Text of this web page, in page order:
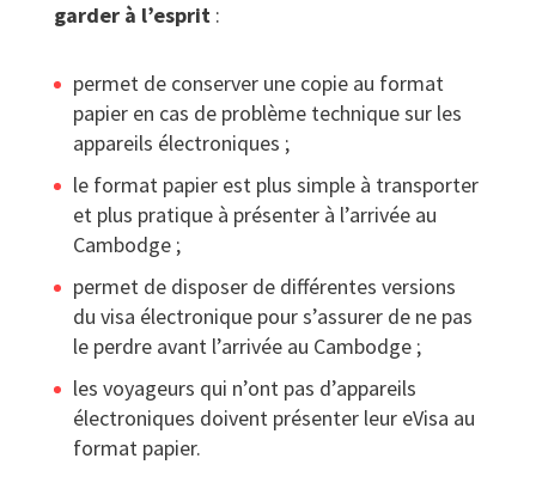
garder à l’esprit :
permet de conserver une copie au format
papier en cas de problème technique sur les
appareils électroniques ;
le format papier est plus simple à transporter
et plus pratique à présenter à l’arrivée au
Cambodge ;
permet de disposer de différentes versions
du visa électronique pour s’assurer de ne pas
le perdre avant l’arrivée au Cambodge ;
les voyageurs qui n’ont pas d’appareils
électroniques doivent présenter leur eVisa au
format papier.